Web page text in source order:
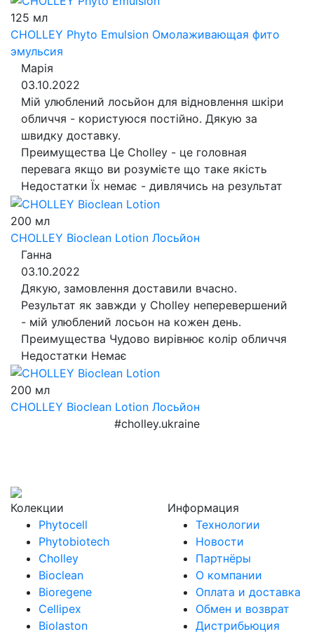
125 мл
CHOLLEY Phyto Emulsion Омолаживающая фито
эмульсия
Марія
03.10.2022
Мій улюблений лосьйон для відновлення шкіри
обличчя - користуюся постійно. Дякую за
швидку доставку.
Преимущества Це Cholley - це головная
перевага якщо ви розумієте що таке якість
Недостатки Їх немає - дивлячись на результат
200 мл
CHOLLEY Bioclean Lotion Лосьйон
Ганна
03.10.2022
Дякую, замовлення доставили вчасно.
Результат як завжди у Cholley неперевершений
- мій улюблений лосьон на кожен день.
Преимущества Чудово вирівнює колір обличчя
Недостатки Немає
200 мл
CHOLLEY Bioclean Lotion Лосьйон
#cholley.ukraine
Колекции
Phytocell
Phytobiotech
Cholley
Bioclean
Bioregene
Cellipex
Biolaston
Информация
Технологии
Новости
Партнёры
О компании
Оплата и доставка
Обмен и возврат
Дистрибьюция